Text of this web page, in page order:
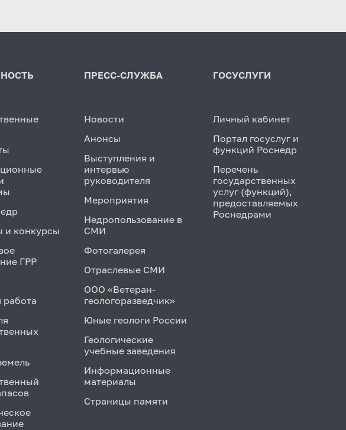
и конкурсы
ГРР
работа
ПРЕСС-СЛУЖБА
Новости
Анонсы
Выступления и
интервью
руководителя
Мероприятия
Недропользование в
СМИ
Фотогалерея
Отраслевые СМИ
ООО «Ветеран-
геологоразведчик»
Юные геологи России
Геологические
учебные заведения
Информационные
материалы
Страницы памяти
ГОСУСЛУГИ
Личный кабинет
Портал госуслуг и
функций Роснедр
Перечень
государственных
услуг (функций),
предоставляемых
Роснедрами